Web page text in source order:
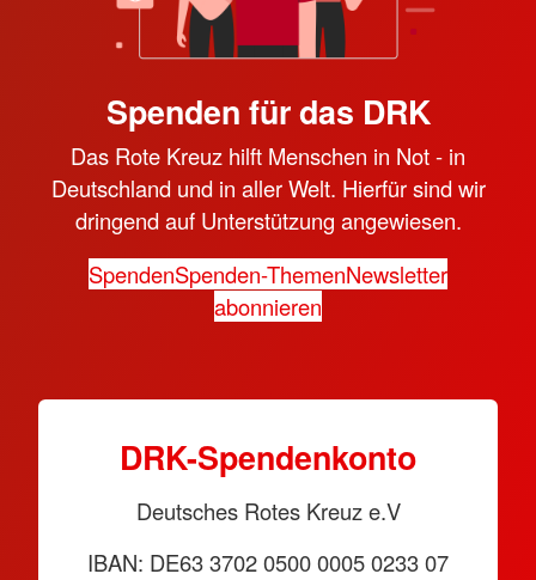
Spenden für das DRK
Das Rote Kreuz hilft Menschen in Not - in
Deutschland und in aller Welt. Hierfür sind wir
dringend auf Unterstützung angewiesen.
SpendenSpenden-ThemenNewsletter
abonnieren
DRK-Spendenkonto
Deutsches Rotes Kreuz e.V
IBAN: DE63 3702 0500 0005 0233 07